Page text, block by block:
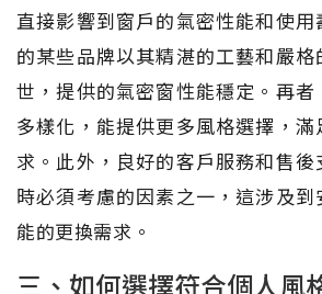
直接影響到窗戶的氣密性能和使
的某些品牌以其精湛的工藝和嚴
世，提供的氣密窗性能穩定。再
多樣化，能提供更多風格選擇，
求。此外，良好的客戶服務和售
時必須考慮的因素之一，這涉及
能的更換需求。
三、如何選擇符合個人風